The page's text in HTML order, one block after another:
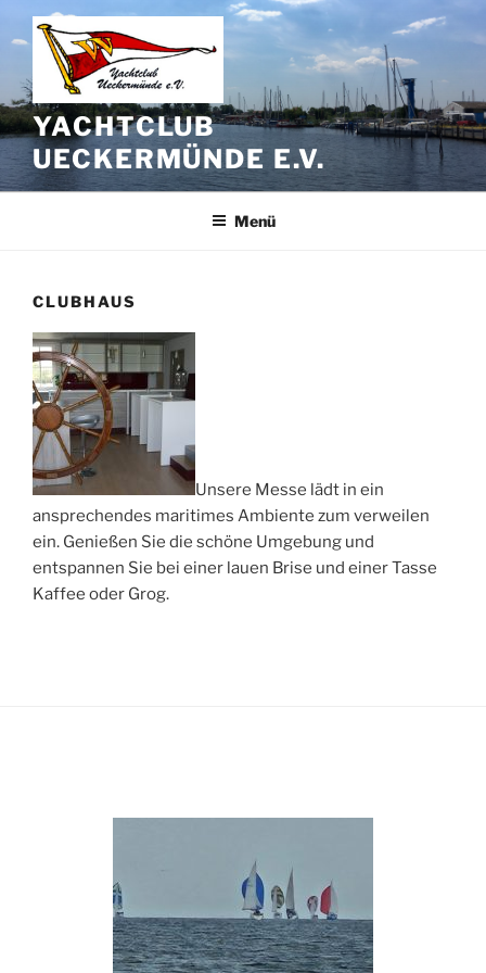
Zum
Inhalt
springen
YACHTCLUB
UECKERMÜNDE E.V.
Menü
CLUBHAUS
Unsere Messe lädt in ein
ansprechendes maritimes Ambiente zum verweilen
ein. Genießen Sie die schöne Umgebung und
entspannen Sie bei einer lauen Brise und einer Tasse
Kaffee oder Grog.